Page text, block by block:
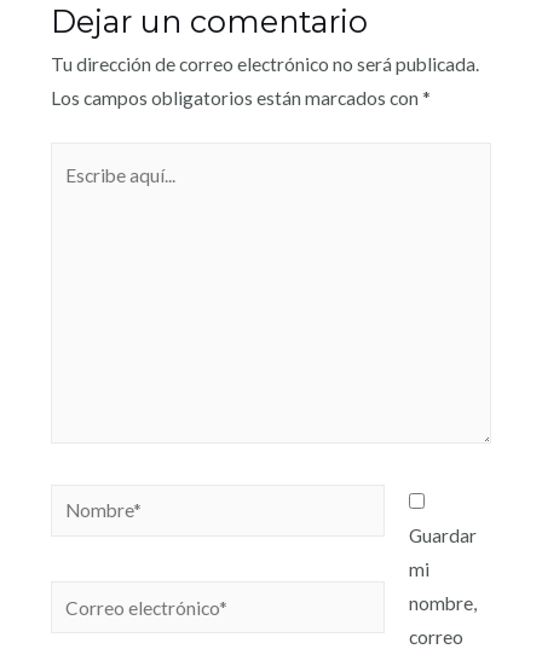
Dejar un comentario
Tu dirección de correo electrónico no será publicada.
Los campos obligatorios están marcados con *
Guardar
mi
nombre,
correo